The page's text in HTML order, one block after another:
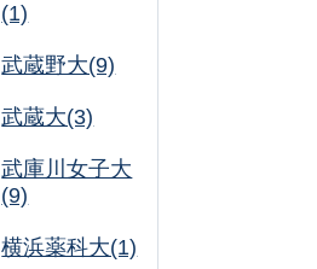
(1)
武蔵野大(9)
武蔵大(3)
武庫川女子大
(9)
横浜薬科大(1)